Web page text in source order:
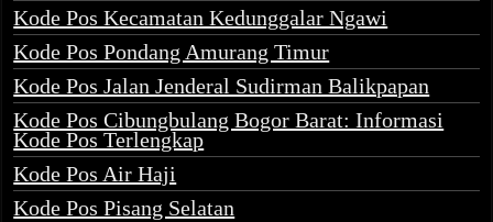
Kode Pos Kecamatan Kedunggalar Ngawi
Kode Pos Pondang Amurang Timur
Kode Pos Jalan Jenderal Sudirman Balikpapan
Kode Pos Cibungbulang Bogor Barat: Informasi
Kode Pos Terlengkap
Kode Pos Air Haji
Kode Pos Pisang Selatan